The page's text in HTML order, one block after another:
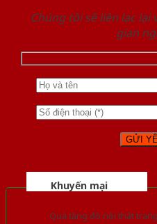
Chúng tôi sẽ liên lạc
gian
Khuyến mại
Quà tặng đồ nội thất